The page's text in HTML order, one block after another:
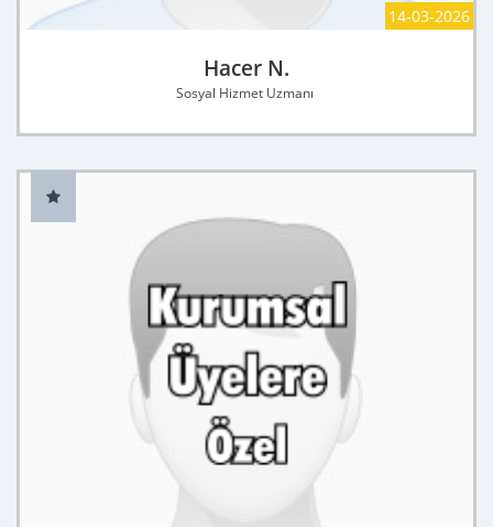
14-03-2026
Hacer N.
Sosyal Hizmet Uzmanı